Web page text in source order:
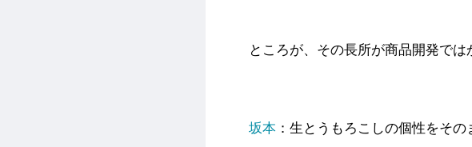
ところが、その長所が商品開発では
坂本 ：生とうもろこしの個性をそ